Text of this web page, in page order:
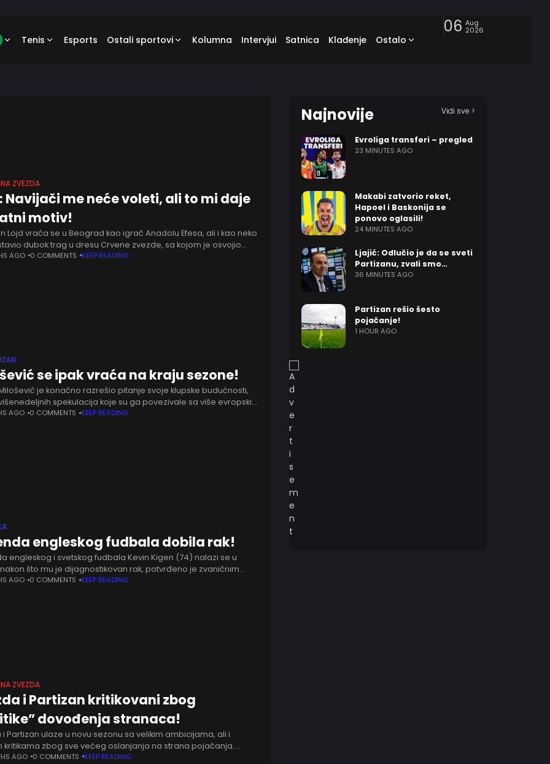
Tenis Esports Ostali sportovi Kolumna Intervjui Satnica Klađenje Ostalo
06 Aug
2026
ZVEZDA
Navijači me neće voleti, ali to mi daje
motiv!
Lojd vraća se u Beograd kao igrač Anadolu Efesa, ali i kao neko
dubok trag u dresu Crvene zvezde, sa kojom je osvojio
i
AGO 0 COMMENTS KEEP READING
se ipak vraća na kraju sezone!
je konačno razrešio pitanje svoje klupske budućnosti,
spekulacija koje su ga povezivale sa više evropskih
Talentovani srpski napadač, kako je ranije najavljeno, karijeru
AGO 0 COMMENTS KEEP READING
engleskog fudbala dobila rak!
engleskog i svetskog fudbala Kevin Kigen (74) nalazi se u
što mu je dijagnostikovan rak, potvrđeno je zvaničnim
porodice nekadašnjeg asa Liverpula i dvostrukog
AGO 0 COMMENTS KEEP READING
ZVEZDA
i Partizan kritikovani zbog
dovođenja stranaca!
i Partizan ulaze u novu sezonu sa velikim ambicijama, ali i
kritikama zbog sve većeg oslanjanja na strana pojačanja.
trener Miroslav Nikolić, poznat po dugogodišnjem radu u
AGO 0 COMMENTS KEEP READING
Najnovije Vidi sve >
Evroliga transferi – pregled
23 MINUTES AGO
Makabi zatvorio reket,
Hapoel i Baskonija se
ponovo oglasili!
24 MINUTES AGO
Ljajić: Odlučio je da se sveti
Partizanu, zvali smo…
36 MINUTES AGO
Partizan rešio šesto
pojačanje!
1 HOUR AGO